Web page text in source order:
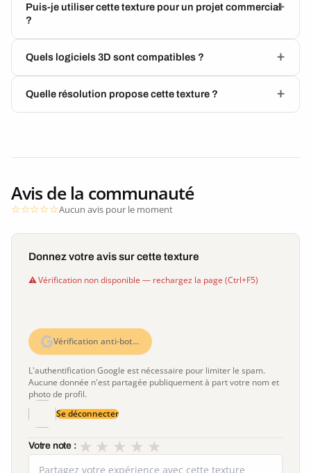
Puis-je utiliser cette texture pour un projet commercial
?
Quels logiciels 3D sont compatibles ?
Quelle résolution propose cette texture ?
Avis de la communauté
Aucun avis pour le moment
Donnez votre avis sur cette texture
Vérification non disponible — rechargez la page (Ctrl+F5)
Vérification anti-bot…
L'authentification Google est nécessaire pour limiter le spam.
Aucune donnée n'est partagée publiquement à part votre nom et
photo de profil.
Se déconnecter
Votre note : ★
★
★
★
★